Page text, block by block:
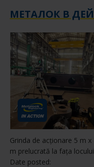
МЕТАЛОК В
Grinda de acționare 5 m x
m prelucrată la fața locului
Date posted: